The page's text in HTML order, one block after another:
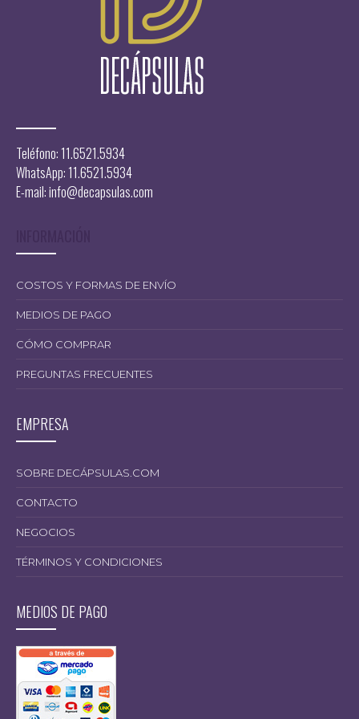
12.000,00
Teléfono: 11.6521.5934
WhatsApp: 11.6521.5934
E-mail:info@decapsulas.com
COSTOS Y FORMAS DE ENVÍO
MEDIOS DE PAGO
CÓMO COMPRAR
PREGUNTAS FRECUENTES
EMPRESA
SOBRE DECÁPSULAS.COM
CONTACTO
NEGOCIOS
TÉRMINOS Y CONDICIONES
MEDIOS DE PAGO